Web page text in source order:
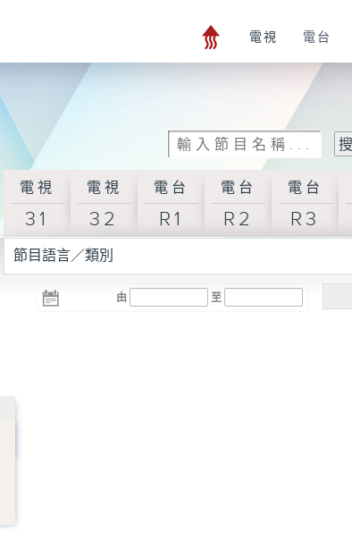
電視 電台
電視
31
電視
32
電台
R1
電台
R2
電台
R3
節目語言／類別
由 至